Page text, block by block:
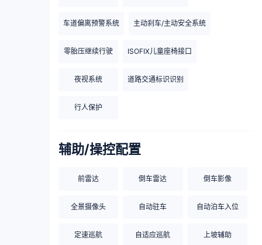
车道偏离预警系统 主动刹车/主动安全系统
零胎压继续行驶 ISOFIX儿童座椅接口
夜视系统 道路交通标识识别
行人保护
辅助/操控配置
前雷达 倒车雷达 倒车影像
全景摄像头 自动驻车 自动泊车入位
定速巡航 自适应巡航 上坡辅助